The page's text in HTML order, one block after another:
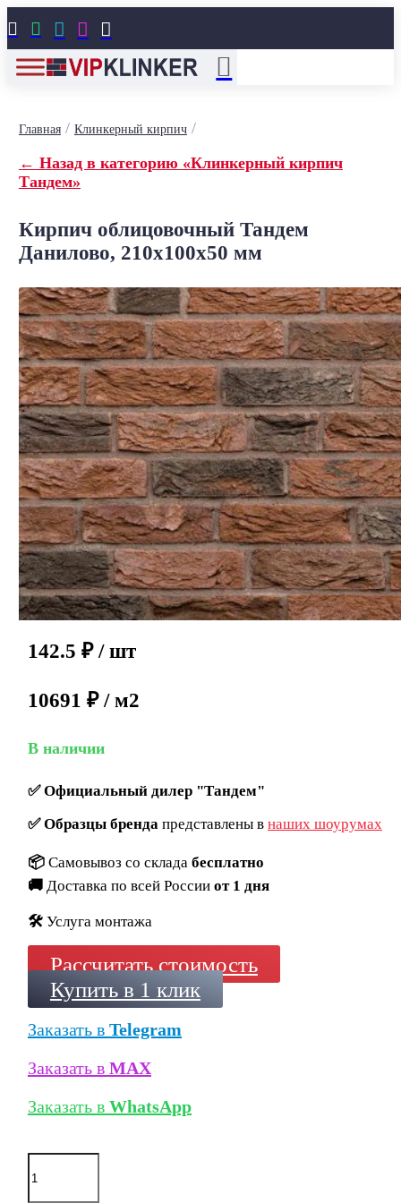
    
Главная/ Клинкерный кирпич/
← Назад в категорию «Клинкерный кирпич
Тандем»
Кирпич облицовочный Тандем
Данилово, 210x100x50 мм
142.5 ₽ / шт
10691 ₽ / м2
В наличии
✅Официальный дилер "Тандем"
✅Образцы брендапредставлены в наших шоурумах
📦 Самовывоз со склада бесплатно
🚚 Доставка по всей России от 1 дня
🛠️ Услуга монтажа
Рассчитать стоимость
Купить в 1 клик
Заказать в Telegram
Заказать в MAX
Заказать в WhatsApp
Количество
товара